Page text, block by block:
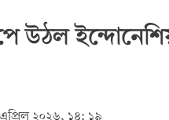
উঠল
২০২৬, ১৪: ১৯